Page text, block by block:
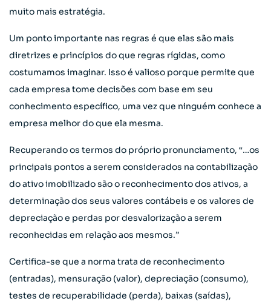
muito mais estratégia.
Um ponto importante nas regras é que elas são mais
diretrizes e princípios do que regras rígidas, como
costumamos imaginar. Isso é valioso porque permite que
cada empresa tome decisões com base em seu
conhecimento específico, uma vez que ninguém conhece a
empresa melhor do que ela mesma.
Recuperando os termos do próprio pronunciamento, “…os
principais pontos a serem considerados na contabilização
do ativo imobilizado são o reconhecimento dos ativos, a
determinação dos seus valores contábeis e os valores de
depreciação e perdas por desvalorização a serem
reconhecidas em relação aos mesmos.”
Certifica-se que a norma trata de reconhecimento
(entradas), mensuração (valor), depreciação (consumo),
testes de recuperabilidade (perda), baixas (saídas),